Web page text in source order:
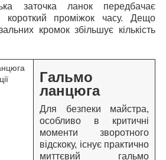
заточка ланок передбачає
короткий проміжок часу. Дещо
кромок збільшує кількість
Гальмо
ланцюга
Для безпеки майстра,
особливо в критичні
моменти зворотного
відскоку, існує практично
миттєвий гальмо